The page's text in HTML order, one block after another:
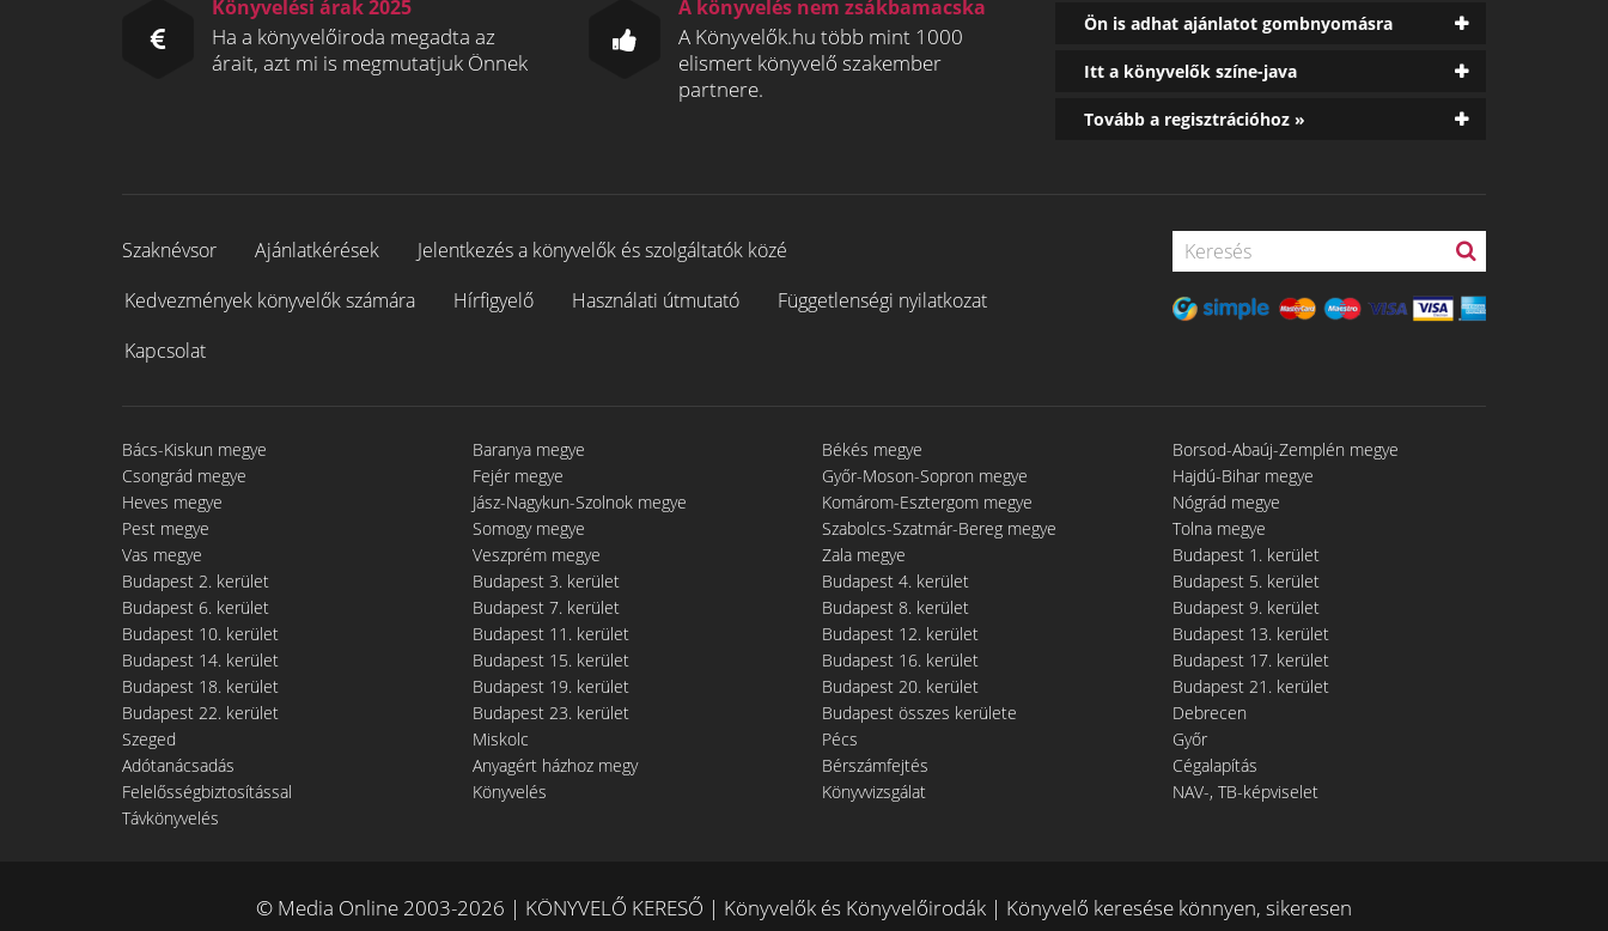
Könyvelési árak 2025
Ha a könyvelőiroda megadta az
árait, azt mi is megmutatjuk Önnek
A könyvelés nem zsákbamacska
A Könyvelők.hu több mint 1000
elismert könyvelő szakember
partnere.
Ön is adhat ajánlatot gombnyomásra
Itt a könyvelők színe-java
Tovább a regisztrációhoz »
Szaknévsor Ajánlatkérések
Jelentkezés a könyvelők és szolgáltatók közé
Kedvezmények könyvelők számára
Hírfigyelő Használati útmutató
Függetlenségi nyilatkozat
Kapcsolat
Bács-Kiskun megye Baranya megye Békés megye
Borsod-Abaúj-Zemplén megye
Csongrád megye
Fejér megye Győr-Moson-Sopron megye
Hajdú-Bihar megye
Heves megye
Jász-Nagykun-Szolnok megye Komárom-Esztergom megye
Nógrád megye
Pest megye
Somogy megye Szabolcs-Szatmár-Bereg megye
Tolna megye
Vas megye
Veszprém megye Zala megye
Budapest 1. kerület
Budapest 2. kerület
Budapest 3. kerület Budapest 4. kerület
Budapest 5. kerület
Budapest 6. kerület
Budapest 7. kerület Budapest 8. kerület
Budapest 9. kerület
Budapest 10. kerület
Budapest 11. kerület Budapest 12. kerület
Budapest 13. kerület
Budapest 14. kerület
Budapest 15. kerület Budapest 16. kerület
Budapest 17. kerület
Budapest 18. kerület
Budapest 19. kerület Budapest 20. kerület
Budapest 21. kerület
Budapest 22. kerület
Budapest 23. kerület Budapest összes kerülete
Debrecen
Szeged
Miskolc Pécs
Győr
Adótanácsadás
Anyagért házhoz megy Bérszámfejtés
Cégalapítás
Felelősségbiztosítással
Könyvelés Könyvvizsgálat
NAV-, TB-képviselet
Távkönyvelés
© Media Online 2003-2026 | KÖNYVELŐ KERESŐ | Könyvelők és Könyvelőirodák | Könyvelő keresése könnyen, sikeresen